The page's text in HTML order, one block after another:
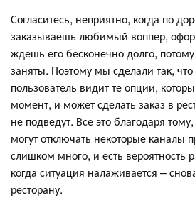
Согласитесь, неприятно, когда по
заказываешь любимый воппер,
ждешь его бесконечно долго,
заняты. Поэтому мы сделали так,
пользователь видит те опции,
момент, и может сделать заказ в
не подведут. Все это благодаря
могут отключать некоторые каналы
слишком много, и есть вероятность
когда ситуация налаживается –
ресторану.